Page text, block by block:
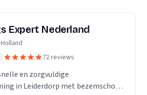
Expert Nederland
72 reviews
en zorgvuldige
in Leiderdorp met bezemschone